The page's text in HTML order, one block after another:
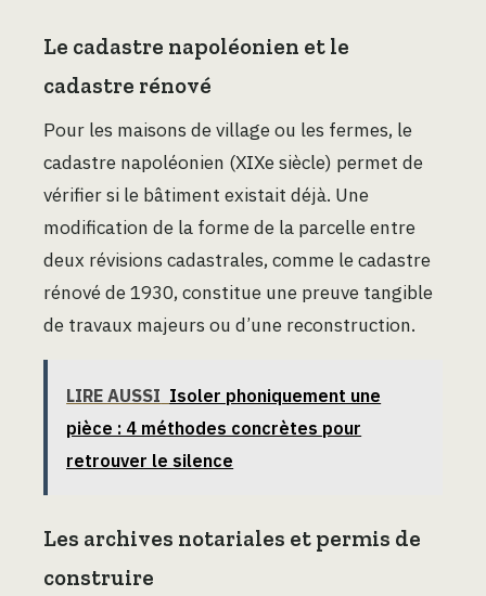
Le cadastre napoléonien et le
cadastre rénové
Pour les maisons de village ou les fermes, le
cadastre napoléonien (XIXe siècle) permet de
vérifier si le bâtiment existait déjà. Une
modification de la forme de la parcelle entre
deux révisions cadastrales, comme le cadastre
rénové de 1930, constitue une preuve tangible
de travaux majeurs ou d’une reconstruction.
LIRE AUSSI Isoler phoniquement une
pièce : 4 méthodes concrètes pour
retrouver le silence
Les archives notariales et permis de
construire